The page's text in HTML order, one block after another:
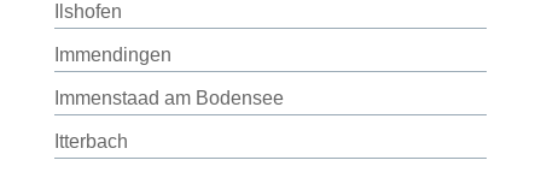
Ilshofen
Immendingen
Immenstaad am Bodensee
Itterbach